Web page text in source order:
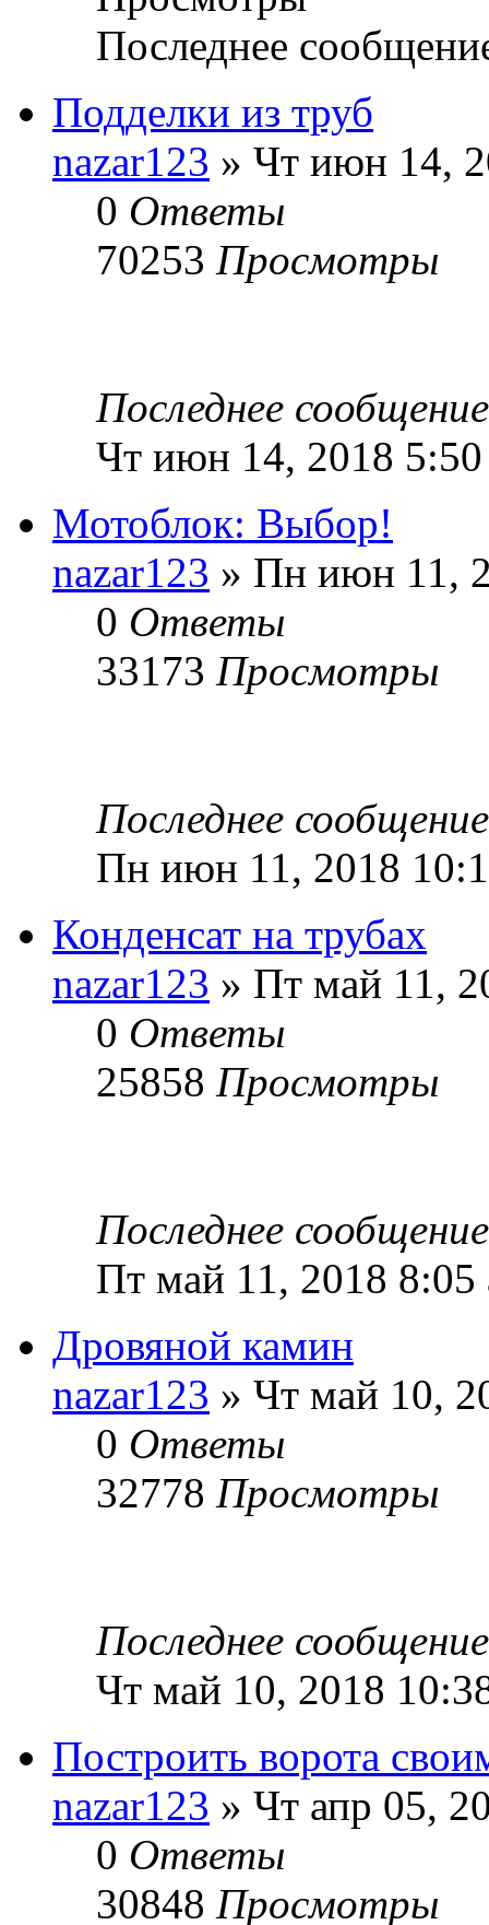
Последнее
Подделки из труб
nazar123 » Чт июн 14,
0 Ответы
70253 Просмотры
Последнее
Чт июн 14, 2018 5:50
Мотоблок: Выбор!
nazar123 » Пн июн 11,
0 Ответы
33173 Просмотры
Последнее
Пн июн 11, 2018
Конденсат на трубах
nazar123 » Пт май 11,
0 Ответы
25858 Просмотры
Последнее
Пт май 11, 2018 8:05
Дровяной камин
nazar123 » Чт май 10,
0 Ответы
32778 Просмотры
Последнее
Чт май 10, 2018
Построить ворота
nazar123 » Чт апр 05,
0 Ответы
30848 Просмотры